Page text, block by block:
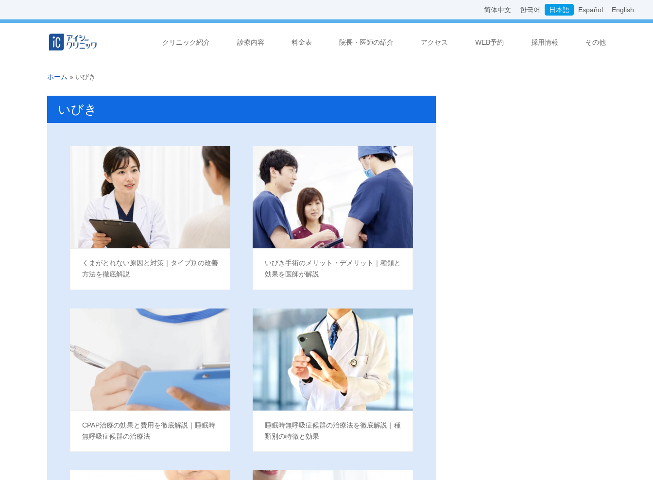
简体中文 한국어 日本語 Español English
クリニック紹介 診療内容 料金表 院長・医師の紹介 アクセス WEB予約 採用情報 その他
ホーム » いびき
いびき
くまがとれない原因と対策｜タイプ別の改善
方法を徹底解説
いびき手術のメリット・デメリット｜種類と
効果を医師が解説
CPAP治療の効果と費用を徹底解説｜睡眠時
無呼吸症候群の治療法
睡眠時無呼吸症候群の治療法を徹底解説｜種
類別の特徴と効果